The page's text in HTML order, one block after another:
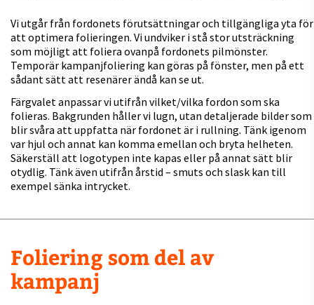
Vi utgår från fordonets förutsättningar och tillgängliga yta för
att optimera folieringen. Vi undviker i stå stor utsträckning
som möjligt att foliera ovanpå fordonets pilmönster.
Temporär kampanjfoliering kan göras på fönster, men på ett
sådant sätt att resenärer ändå kan se ut.
Färgvalet anpassar vi utifrån vilket/vilka fordon som ska
folieras. Bakgrunden håller vi lugn, utan detaljerade bilder som
blir svåra att uppfatta när fordonet är i rullning. Tänk igenom
var hjul och annat kan komma emellan och bryta helheten.
Säkerställ att logotypen inte kapas eller på annat sätt blir
otydlig. Tänk även utifrån årstid – smuts och slask kan till
exempel sänka intrycket.
Foliering som del av
kampanj